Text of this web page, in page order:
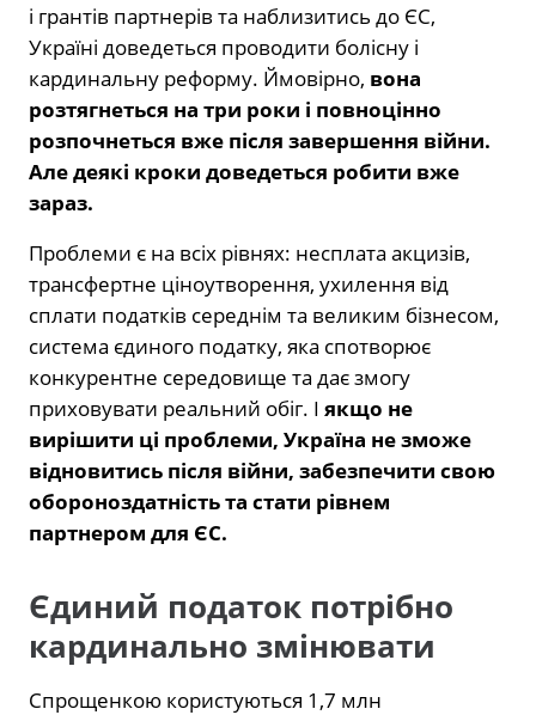
і грантів партнерів та наблизитись до ЄС,
Україні доведеться проводити болісну і
кардинальну реформу. Ймовірно, вона
розтягнеться на три роки і повноцінно
розпочнеться вже після завершення війни.
Але деякі кроки доведеться робити вже
зараз.
Проблеми є на всіх рівнях: несплата акцизів,
трансфертне ціноутворення, ухилення від
сплати податків середнім та великим бізнесом,
система єдиного податку, яка спотворює
конкурентне середовище та дає змогу
приховувати реальний обіг. І якщо не
вирішити ці проблеми, Україна не зможе
відновитись після війни, забезпечити свою
обороноздатність та стати рівнем
партнером для ЄС.
Єдиний податок потрібно
кардинально змінювати
Спрощенкою користуються 1,7 млн